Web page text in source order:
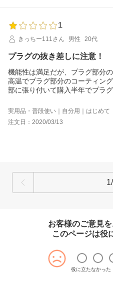
1
きっちー111さん
男性 20代
プラグの抜き差しに注意！
機能性は満足だが、プラグ部分
高温でプラグ部分のコーティン
部に張り付いて購入半年でプラグ
USBとしては直接日光が当たら
は概要説明にあったので所要範
実用品・普段使い｜自分用｜はじめて
注文日：2020/03/13
お客様のご意見
このページは役
役に立たなかった